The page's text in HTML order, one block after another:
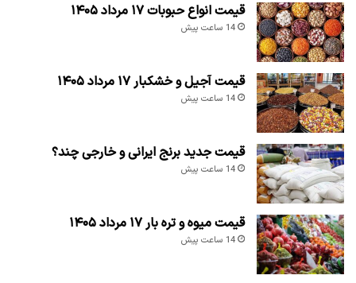
قیمت انواع حبوبات ۱۷ مرداد ۱۴۰۵
14 ساعت پیش
قیمت آجیل و خشکبار ۱۷ مرداد ۱۴۰۵
14 ساعت پیش
قیمت جدید برنج ایرانی و خارجی چند؟
14 ساعت پیش
قیمت میوه و تره بار ۱۷ مرداد ۱۴۰۵
14 ساعت پیش